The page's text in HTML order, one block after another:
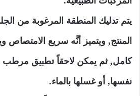
يتم تدليك المنطقة المرغوبة من
المنتج, ويتميز أنَّه سريع
كامل, ثم يمكن لاحقاً تطبيق
نفسها, أو غسلها بالماء.